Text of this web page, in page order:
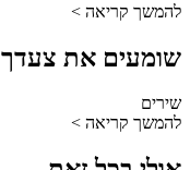
להמשך קריאה >
שומעים את צעדך
שירים
להמשך קריאה >